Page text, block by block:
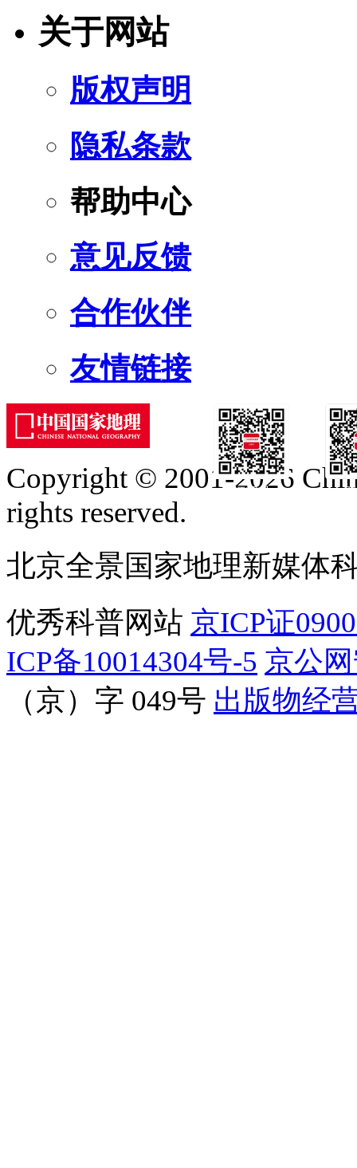
关于网站
版权声明
隐私条款
帮助中心
意见反馈
合作伙伴
友情链接
订阅号
Copyright © 2001-2026
rights reserved.
北京全景国家地理新媒体
优秀科普网站 京ICP证
ICP备10014304号-5 京公
（京）字 049号 出版物经